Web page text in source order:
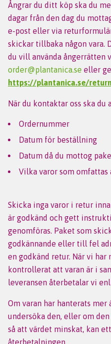
Ångrar du ditt köp ska du
dagar från den dag du
e-post eller via
skickar tillbaka någon vara.
du vill använda ångerrätten
order@plantanica.se eller
https://plantanica.se/
När du kontaktar oss ska du
Ordernummer
Datum för beställning
Datum då du mottog
Vilka varor som omfattas
Skicka inga varor i retur
är godkänd och gett
genomföras. Paket som
godkännande eller till fel
en godkänd retur. När vi
kontrollerat att varan är i
leveransen återbetalar vi
Om varan har hanterats mer
undersöka den, eller om
så att värdet minskat, kan
återbetalningen.